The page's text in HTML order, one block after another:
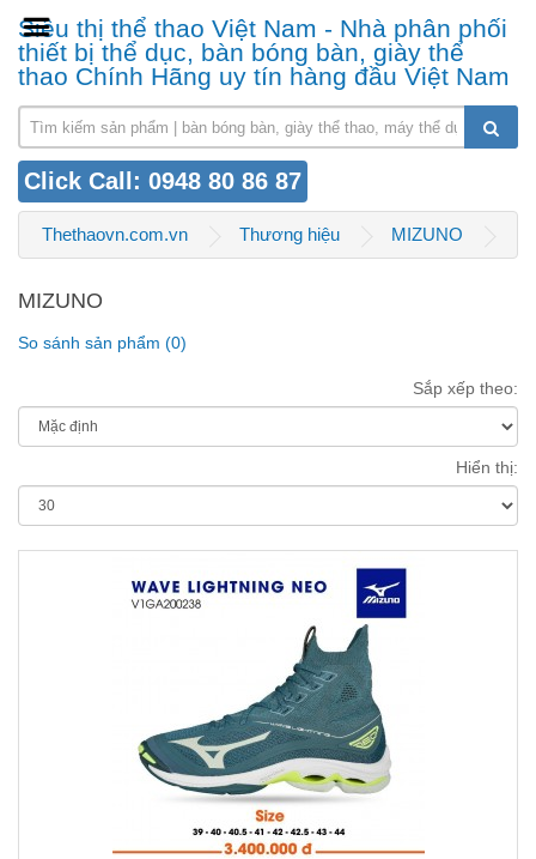
Siêu thị thể thao Việt Nam - Nhà phân phối
thiết bị thể dục, bàn bóng bàn, giày thể
thao Chính Hãng uy tín hàng đầu Việt Nam
Click Call: 0948 80 86 87
Thethaovn.com.vn Thương hiệu MIZUNO
MIZUNO
So sánh sản phẩm (0)
Sắp xếp theo:
Hiển thị: